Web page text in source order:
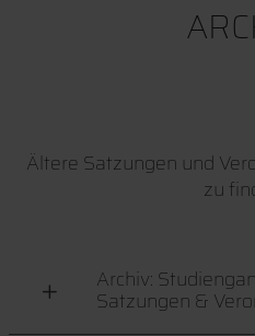
Ältere Satzungen und
zu
Archiv:
Satzungen &